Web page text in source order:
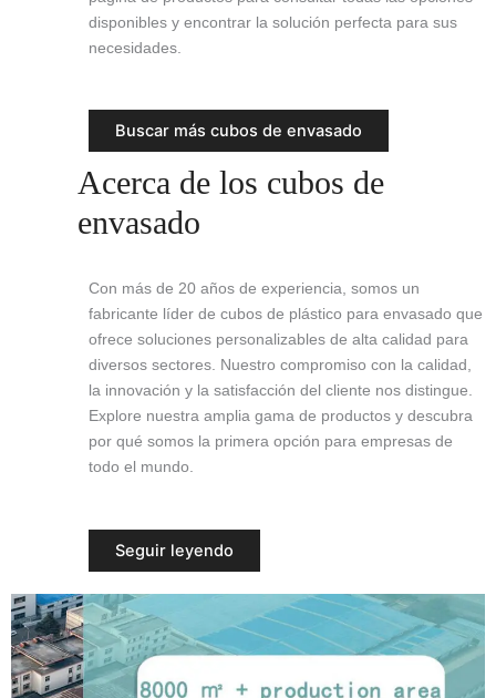
disponibles y encontrar la solución perfecta para sus
necesidades.
Buscar más cubos de envasado
Acerca de los cubos de
envasado
Con más de 20 años de experiencia, somos un
fabricante líder de cubos de plástico para envasado que
ofrece soluciones personalizables de alta calidad para
diversos sectores. Nuestro compromiso con la calidad,
la innovación y la satisfacción del cliente nos distingue.
Explore nuestra amplia gama de productos y descubra
por qué somos la primera opción para empresas de
todo el mundo.
Seguir leyendo